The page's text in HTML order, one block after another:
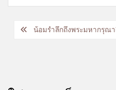
แนะแนว
น้อมรำลึกถึงพระมหากรุณ